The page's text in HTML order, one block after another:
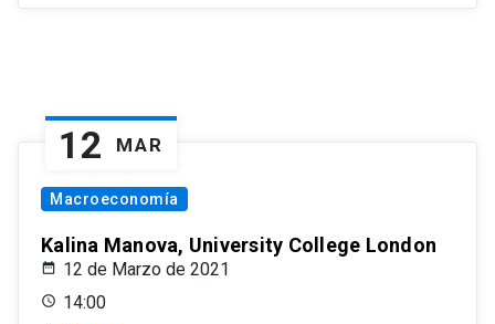
12 MAR
Macroeconomía
Kalina Manova, University College London
12 de Marzo de 2021
14:00